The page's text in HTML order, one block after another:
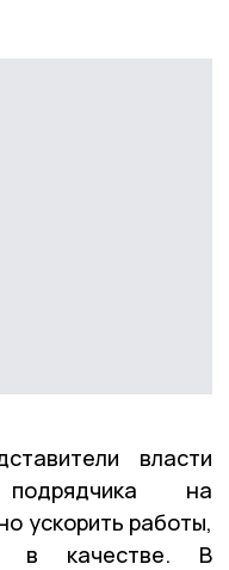
власти
на
ускорить работы,
в качестве. В